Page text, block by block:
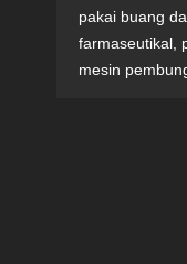
pakai buang
farmaseutikal,
mesin